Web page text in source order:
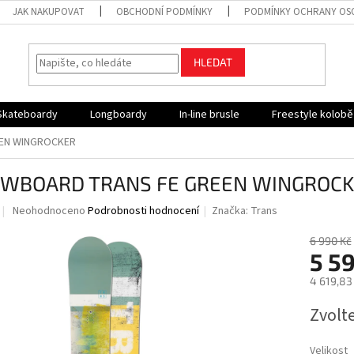
JAK NAKUPOVAT OBCHODNÍ PODMÍNKY PODMÍNKY OCHRANY
HLEDAT
Longboardy In-line brusle Freestyle
WINGROCKER
TRANS FE GREEN
Průměrné
Neohodnoceno Podrobnosti hodnocení Značka: Trans
6 990 Kč
5
4 619,83
cena: